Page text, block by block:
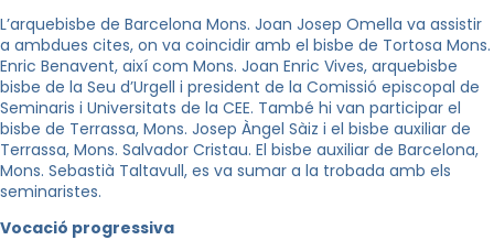
L’arquebisbe de Barcelona Mons. Joan Josep Omella va assistir
a ambdues cites, on va coincidir amb el bisbe de Tortosa Mons.
Enric Benavent, així com Mons. Joan Enric Vives, arquebisbe
bisbe de la Seu d’Urgell i president de la Comissió episcopal de
Seminaris i Universitats de la CEE. També hi van participar el
bisbe de Terrassa, Mons. Josep Àngel Sàiz i el bisbe auxiliar de
Terrassa, Mons. Salvador Cristau. El bisbe auxiliar de Barcelona,
Mons. Sebastià Taltavull, es va sumar a la trobada amb els
seminaristes.
Vocació progressiva